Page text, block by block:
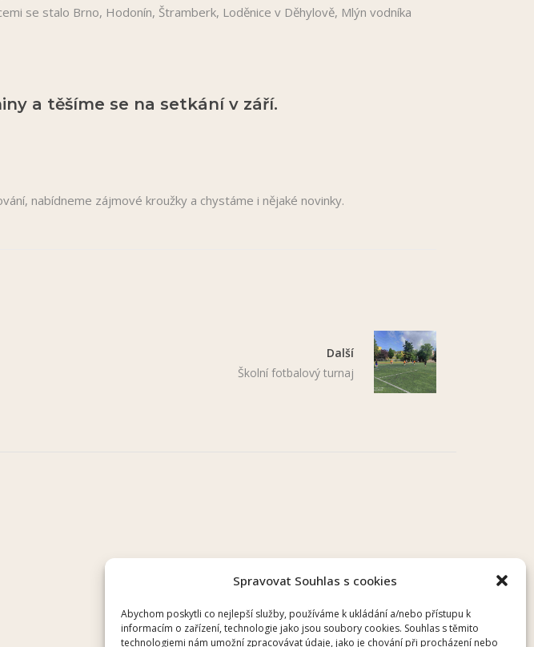
Spravovat Souhlas s cookies
Abychom poskytli co nejlepší služby, používáme k ukládání a/nebo přístupu k
informacím o zařízení, technologie jako jsou soubory cookies. Souhlas s těmito
technologiemi nám umožní zpracovávat údaje, jako je chování při procházení nebo
se stalo Brno, Hodonín, Štramberk, Loděnice v Děhylově, Mlýn vodníka
a těšíme se na setkání v září.
nabídneme zájmové kroužky a chystáme i nějaké novinky.
Další
Školní fotbalový turnaj